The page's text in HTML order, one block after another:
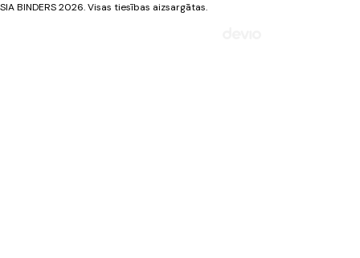
SIA BINDERS 2026. Visas tiesības aizsargātas.